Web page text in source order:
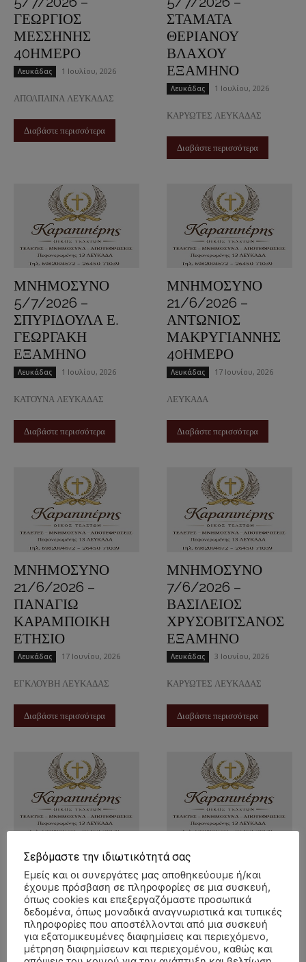
ΓΕΩΡΓΙΟΣ
ΜΕΣΣΗΝΗΣ
40ΗΜΕΡΟ
Λευκάδας 1 Ιουλίου, 2026
ΑΠΟΛΠΑΙΝΑ ΛΕΥΚΑΔΑΣ
Διαβάστε περισσότερα
ΣΤΑΜΑΤΑ
ΘΕΡΙΑΝΟΥ
ΒΛΑΧΟΥ
ΕΞΑΜΗΝΟ
Λευκάδας 1 Ιουλίου, 2026
ΚΑΡΥΩΤΕΣ ΛΕΥΚΑΔΑΣ
Διαβάστε περισσότερα
ΜΝΗΜΟΣΥΝΟ
5/7/2026 –
ΣΠΥΡΙΔΟΥΛΑ Ε.
ΓΕΩΡΓΑΚΗ
ΕΞΑΜΗΝΟ
Λευκάδας 1 Ιουλίου, 2026
ΚΑΤΟΥΝΑ ΛΕΥΚΑΔΑΣ
Διαβάστε περισσότερα
ΜΝΗΜΟΣΥΝΟ
21/6/2026 –
ΑΝΤΩΝΙΟΣ
ΜΑΚΡΥΓΙΑΝΝΗΣ
40ΗΜΕΡΟ
Λευκάδας 17 Ιουνίου, 2026
ΛΕΥΚΑΔΑ
Διαβάστε περισσότερα
ΜΝΗΜΟΣΥΝΟ
21/6/2026 –
ΠΑΝΑΓΙΩ
ΚΑΡΑΜΠΟΙΚΗ
ΕΤΗΣΙΟ
Λευκάδας 17 Ιουνίου, 2026
ΕΓΚΛΟΥΒΗ ΛΕΥΚΑΔΑΣ
Διαβάστε περισσότερα
ΜΝΗΜΟΣΥΝΟ
7/6/2026 –
ΒΑΣΙΛΕΙΟΣ
ΧΡΥΣΟΒΙΤΣΑΝΟΣ
ΕΞΑΜΗΝΟ
Λευκάδας 3 Ιουνίου, 2026
ΚΑΡΥΩΤΕΣ ΛΕΥΚΑΔΑΣ
Διαβάστε περισσότερα
ΜΝΗΜΟΣΥΝΟ
7/6/2026 –
ΜΑΡΙΓΩ
ΚΑΤΩΠΟΔΗ
40ΗΜΕΡΟ
Λευκάδας 3 Ιουνίου, 2026
ΜΝΗΜΟΣΥΝΟ
7/6/2026 –
ΔΗΜΗΤΡΙΟΣ
ΒΑΓΕΝΑΣ ΕΤΗΣΙΟ
Λευκάδας 3 Ιουνίου, 2026
ΑΣΠΡΟΓΕΡΑΚΑΤΑ ΛΕΥΚΑΔΑΣ
Σεβόμαστε την ιδιωτικότητά σας
Εμείς και οι συνεργάτες μας αποθηκεύουμε ή/και
έχουμε πρόσβαση σε πληροφορίες σε μια συσκευή,
όπως cookies και επεξεργαζόμαστε προσωπικά
δεδομένα, όπως μοναδικά αναγνωριστικά και τυπικές
πληροφορίες που αποστέλλονται από μια συσκευή
για εξατομικευμένες διαφημίσεις και περιεχόμενο,
μέτρηση διαφημίσεων και περιεχομένου, καθώς και